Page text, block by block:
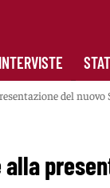
INTERVISTE
del
alla